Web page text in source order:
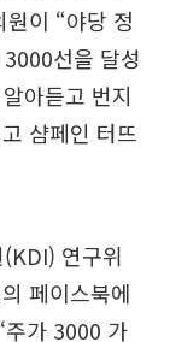
이 “야당 정
선을 달성
아듣고 번지
샴페인 터뜨
연구위
페이스북에
주가 3000 가